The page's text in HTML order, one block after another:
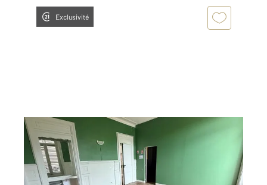
Exclusivité
AUXERRE 89
35 m2, 2 pièces
Ref : 20335
Appartement Local à louer